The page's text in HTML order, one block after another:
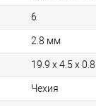
6
2.8 мм
19.9 х 4.5 х 0.8
Чехия